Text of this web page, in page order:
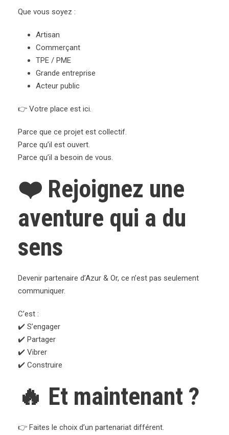
Que vous soyez :
Artisan
Commerçant
TPE / PME
Grande entreprise
Acteur public
👉 Votre place est ici.
Parce que ce projet est collectif.
Parce qu’il est ouvert.
Parce qu’il a besoin de vous.
❤️ Rejoignez une
aventure qui a du
sens
Devenir partenaire d’Azur & Or, ce n’est pas seulement
communiquer.
C’est :
✔️ S’engager
✔️ Partager
✔️ Vibrer
✔️ Construire
🔥 Et maintenant ?
👉 Faites le choix d’un partenariat différent.